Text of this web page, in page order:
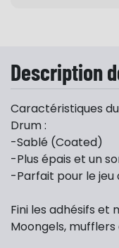
Description
Caractéristiques
Drum :
-Sablé (Coated)
-Plus épais et un
-Parfait pour le jeu
Fini les adhésifs et
Moongels, mufflers